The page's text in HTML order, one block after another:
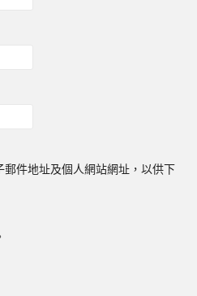
郵件地址及個人網站網址，以供下